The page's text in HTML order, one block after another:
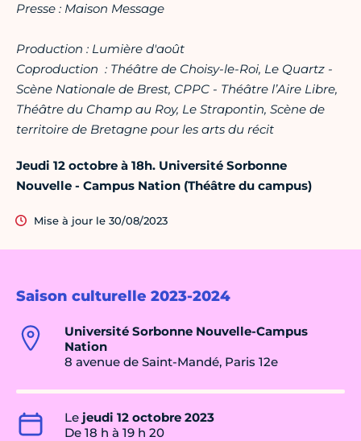
Saison culturelle 2023-2024
Université Sorbonne Nouvelle-Campus
Nation
8 avenue de Saint-Mandé, Paris 12e
Le jeudi 12 octobre 2023
De 18 h à 19 h 20
Presse : Maison Message
Production : Lumière d'août
Coproduction : Théâtre de Choisy-le-Roi, Le Quartz -
Scène Nationale de Brest, CPPC - Théâtre l’Aire Libre,
Théâtre du Champ au Roy, Le Strapontin, Scène de
territoire de Bretagne pour les arts du récit
Jeudi 12 octobre à 18h. Université Sorbonne
Nouvelle - Campus Nation (Théâtre du campus)
Mise à jour le 30/08/2023